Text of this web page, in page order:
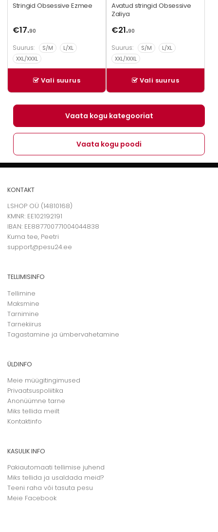
Stringid Obsessive Ezmee
€17.90
Suurus: S/M
L/XL
XXL/XXXL
Vali suurus
Avatud stringid Obsessive
Zaliya
€21.90
Suurus: S/M
L/XL
XXL/XXXL
Vali suurus
Vaata kogu kategooriat
Vaata kogu poodi
KONTAKT
LSHOP OÜ (14810168)
KMNR: EE102192191
IBAN: EE887700771004044838
Kuma tee, Peetri
support@pesu24.ee
TELLIMISINFO
Tellimine
Maksmine
Tarnimine
Tarnekiirus
Tagastamine ja ümbervahetamine
ÜLDINFO
Meie müügitingimused
Privaatsuspoliitika
Anonüümne tarne
Miks tellida meilt
Kontaktinfo
KASULIK INFO
Pakiautomaati tellimise juhend
Miks tellida ja usaldada meid?
Teeni raha või tasuta pesu
Meie Facebook